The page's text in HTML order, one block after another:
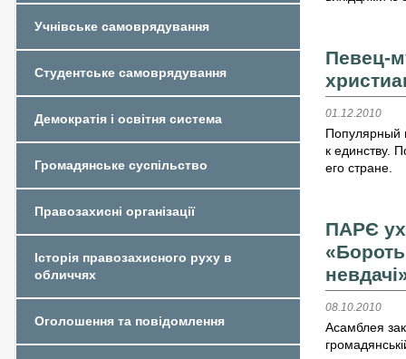
Певец-
01.12.2010
Популярный
к единству.
его стране.
ПАРЄ
08.10.2010
Асамблея
Учнівське самоврядування
Студентське самоврядування
Демократія і освітня система
Громадянське суспільство
Правозахисні організації
Історія правозахисного руху в
обличчях
Оголошення та повідомлення